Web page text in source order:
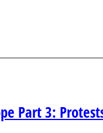
Part 3: